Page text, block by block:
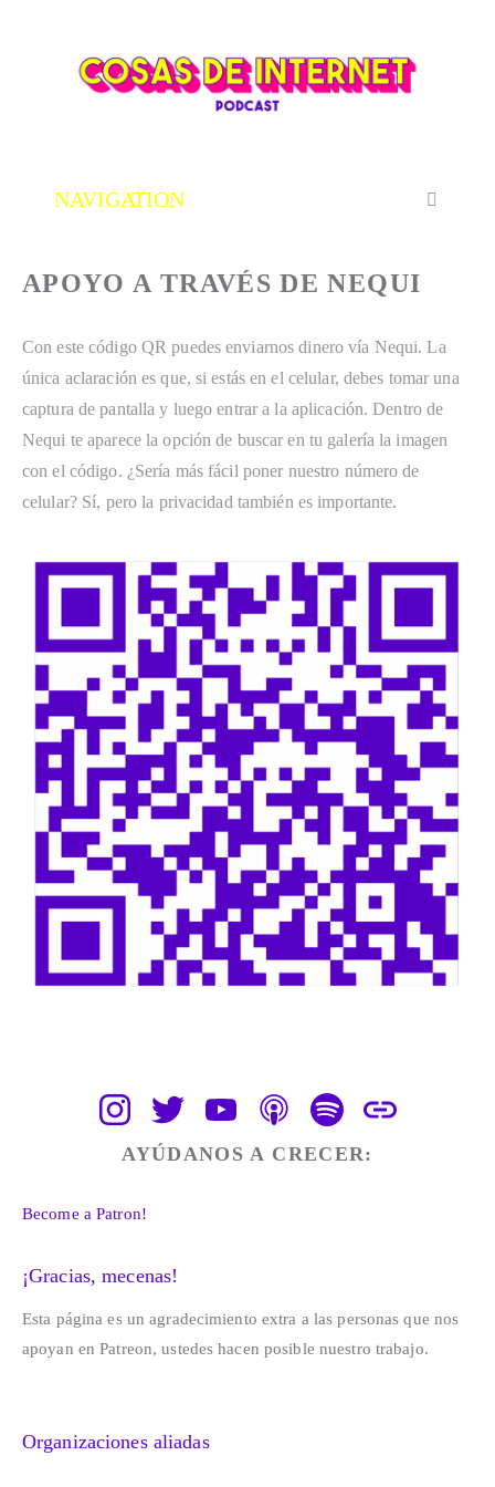
APOYO A TRAVÉS DE NEQUI
Con este código QR puedes enviarnos dinero vía Nequi. La
única aclaración es que, si estás en el celular, debes tomar una
captura de pantalla y luego entrar a la aplicación. Dentro de
Nequi te aparece la opción de buscar en tu galería la imagen
con el código. ¿Sería más fácil poner nuestro número de
celular? Sí, pero la privacidad también es importante.
AYÚDANOS A CRECER:
Become a Patron!
¡Gracias, mecenas!
Esta página es un agradecimiento extra a las personas que nos
apoyan en Patreon, ustedes hacen posible nuestro trabajo.
Organizaciones aliadas